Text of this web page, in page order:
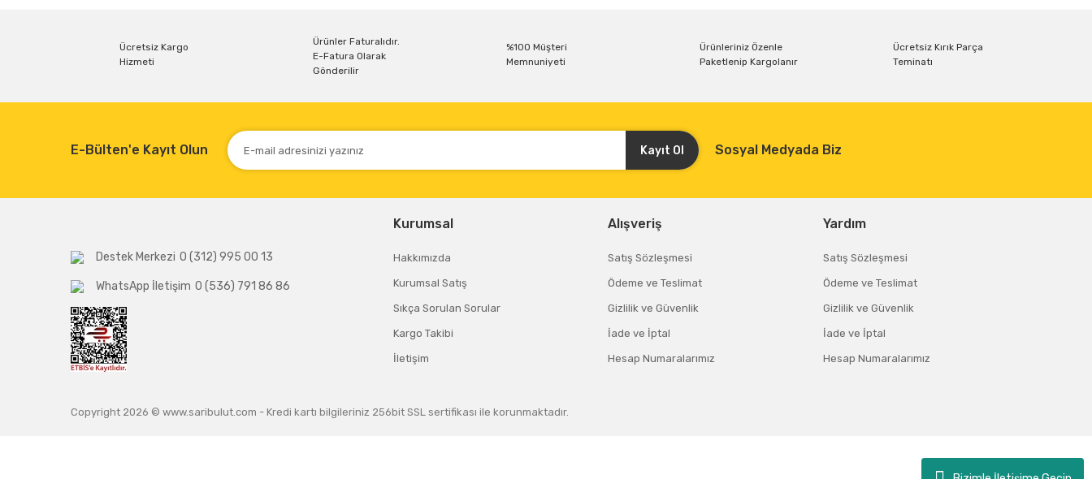
Ücretsiz Kargo
Hizmeti
Ürünler Faturalıdır.
E-Fatura Olarak
Gönderilir
%100 Müşteri
Memnuniyeti
Ürünleriniz Özenle
Paketlenip Kargolanır
Ücretsiz Kırık Parça
Teminatı
E-Bülten'e Kayıt Olun Kayıt Ol Sosyal Medyada Biz
Destek Merkezi 0 (312) 995 00 13
WhatsApp İletişim 0 (536) 791 86 86
Kurumsal
Hakkımızda
Kurumsal Satış
Sıkça Sorulan Sorular
Kargo Takibi
İletişim
Alışveriş
Satış Sözleşmesi
Ödeme ve Teslimat
Gizlilik ve Güvenlik
İade ve İptal
Hesap Numaralarımız
Yardım
Satış Sözleşmesi
Ödeme ve Teslimat
Gizlilik ve Güvenlik
İade ve İptal
Hesap Numaralarımız
Copyright 2026 © www.saribulut.com - Kredi kartı bilgileriniz 256bit SSL sertifikası ile korunmaktadır.